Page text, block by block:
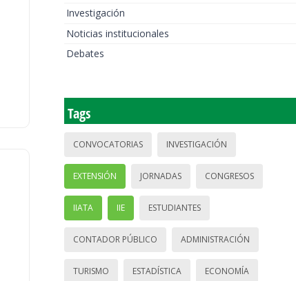
Investigación
Noticias institucionales
Debates
Tags
CONVOCATORIAS INVESTIGACIÓN
EXTENSIÓN JORNADAS CONGRESOS
IIATA IIE ESTUDIANTES
CONTADOR PÚBLICO ADMINISTRACIÓN
TURISMO ESTADÍSTICA ECONOMÍA